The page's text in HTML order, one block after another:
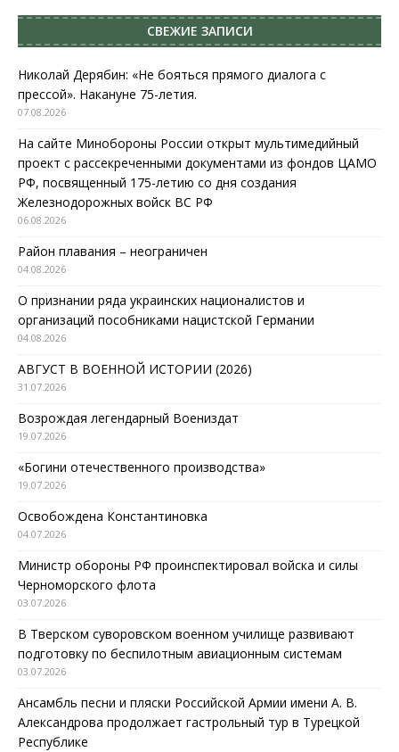
СВЕЖИЕ ЗАПИСИ
Николай Дерябин: «Не бояться прямого диалога с
прессой». Накануне 75-летия.
07.08.2026
На сайте Минобороны России открыт мультимедийный
проект с рассекреченными документами из фондов ЦАМО
РФ, посвященный 175-летию со дня создания
Железнодорожных войск ВС РФ
06.08.2026
Район плавания – неограничен
04.08.2026
О признании ряда украинских националистов и
организаций пособниками нацистской Германии
04.08.2026
АВГУСТ В ВОЕННОЙ ИСТОРИИ (2026)
31.07.2026
Возрождая легендарный Воениздат
19.07.2026
«Богини отечественного производства»
19.07.2026
Освобождена Константиновка
04.07.2026
Министр обороны РФ проинспектировал войска и силы
Черноморского флота
03.07.2026
В Тверском суворовском военном училище развивают
подготовку по беспилотным авиационным системам
03.07.2026
Ансамбль песни и пляски Российской Армии имени А. В.
Александрова продолжает гастрольный тур в Турецкой
Республике